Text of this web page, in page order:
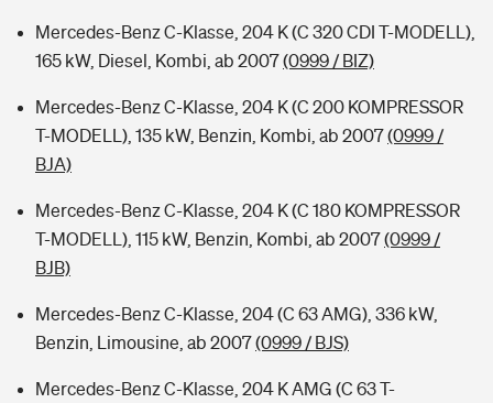
Mercedes-Benz C-Klasse, 204 K (C 320 CDI T-MODELL),
165 kW, Diesel, Kombi, ab 2007(0999 / BIZ)
Mercedes-Benz C-Klasse, 204 K (C 200 KOMPRESSOR
T-MODELL), 135 kW, Benzin, Kombi, ab 2007(0999 /
BJA)
Mercedes-Benz C-Klasse, 204 K (C 180 KOMPRESSOR
T-MODELL), 115 kW, Benzin, Kombi, ab 2007(0999 /
BJB)
Mercedes-Benz C-Klasse, 204 (C 63 AMG), 336 kW,
Benzin, Limousine, ab 2007(0999 / BJS)
Mercedes-Benz C-Klasse, 204 K AMG (C 63 T-